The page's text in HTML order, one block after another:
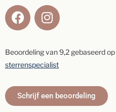
Beoordeling van9,2 gebaseerd op
sterrenspecialist
Schrijf een beoordeling